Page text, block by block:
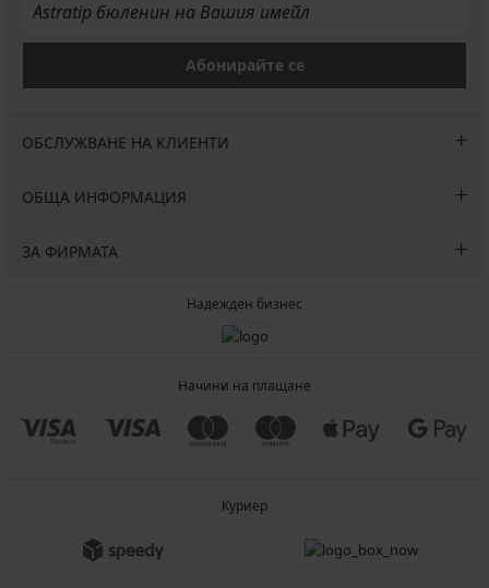
Абонирайте се
ОБСЛУЖВАНЕ НА КЛИЕНТИ
ОБЩА ИНФОРМАЦИЯ
ЗА ФИРМАТА
Надежден бизнес
Начини на плащане
Куриер